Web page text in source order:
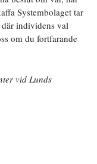
Systembolaget tar
individens val
om du fortfarande
vid Lunds